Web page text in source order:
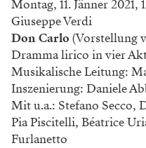
Montag, 11. Jänner 2021,
Giuseppe Verdi
Don Carlo (Vorstellung
Dramma lirico in vier
Musikalische Leitung:
Inszenierung: Daniele
Mit u.a.: Stefano
Pia Piscitelli, Béatrice
Furlanetto